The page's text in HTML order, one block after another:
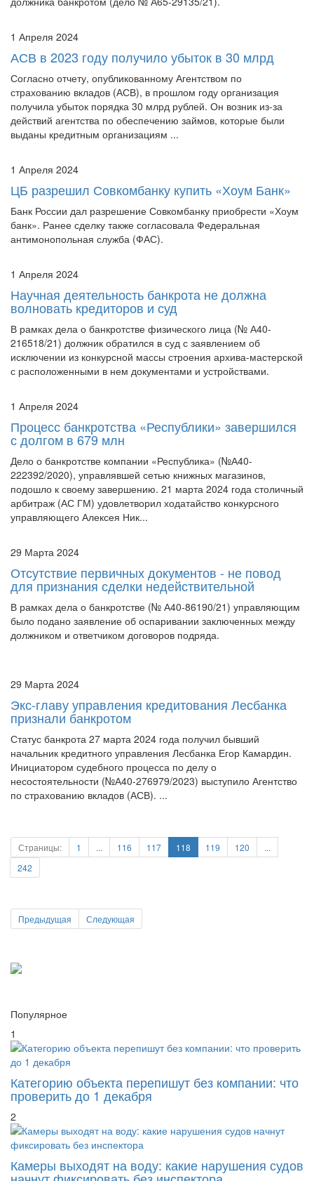
1 Апреля 2024
страхованию вкладов (АСВ), в прошлом году организация
получила убыток порядка 30 млрд рублей. Он возник из-за
действий агентства по обеспечению займов, которые были
выданы кредитным организациям ...
1 Апреля 2024
банк». Ранее сделку также согласовала Федеральная
антимонопольная служба (ФАС).
1 Апреля 2024
волновать кредиторов и суд
В рамках дела о банкротстве физического лица (№ А40-
216518/21) должник обратился в суд с заявлением об
исключении из конкурсной массы строения архива-мастерской
с расположенными в нем документами и устройствами.
1 Апреля 2024
с долгом в 679 млн
Дело о банкротстве компании «Республика» (№А40-
222392/2020), управлявшей сетью книжных магазинов,
подошло к своему завершению. 21 марта 2024 года столичный
арбитраж (АС ГМ) удовлетворил ходатайство конкурсного
управляющего Алексея Ник...
29 Марта 2024
для признания сделки недействительной
В рамках дела о банкротстве (№ А40-86190/21) управляющим
было подано заявление об оспаривании заключенных между
должником и ответчиком договоров подряда.
признали банкротом
Статус банкрота 27 марта 2024 года получил бывший
начальник кредитного управления Лесбанка Егор Камардин.
Инициатором судебного процесса по делу о
несостоятельности (№А40-276979/2023) выступило Агентство
по страхованию вкладов (АСВ). ...
242
Категорию объекта перепишут без компании: что
проверить до 1 декабря
2
Камеры выходят на воду: какие нарушения судов
начнут фиксировать без инспектора
3